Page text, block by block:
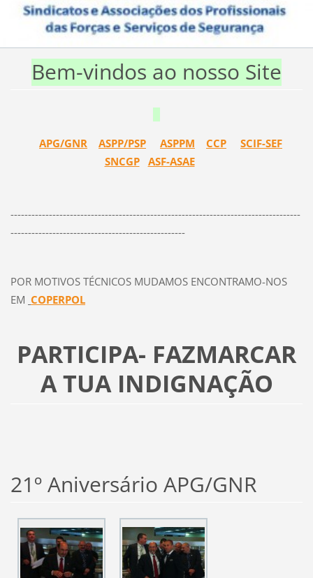
Bem-vindos ao nosso Site
APG/GNR ASPP/PSP ASPPM CCP
SCIF-SEF
SNCGP
ASF-ASAE
-----------------------------------------------------------------------------------
--------------------------------------------------
POR MOTIVOS TÉCNICOS MUDAMOS ENCONTRAMO-NOS
EM COPERPOL
PARTICIPA- FAZMARCAR
A TUA INDIGNAÇÃO
21º Aniversário APG/GNR